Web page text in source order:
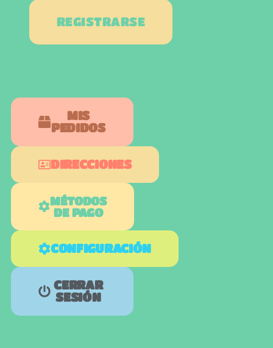
REGISTRARSE
MIS
PEDIDOS
DIRECCIONES
MÉTODOS
DE PAGO
CONFIGURACIÓN
CERRAR
SESIÓN